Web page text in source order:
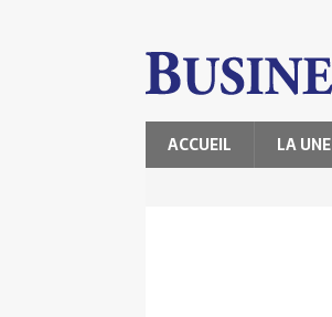
ACCUEIL LA UNE